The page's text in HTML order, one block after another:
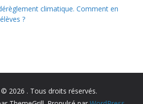
climatique. Comment en
?
2026 . Tous droits réservés.